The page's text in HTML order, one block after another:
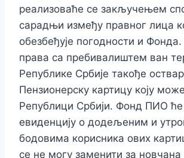
реализоваће се закључењем
сарадњи између правног лица
обезбеђује погодности и
права са пребивалиштем ван
Републике Србије такође
Пензионерску картицу коју
Републици Србији. Фонд ПИО ће
евиденцију о додељеним и
бодовима корисника ових
се не могу заменити за новчана